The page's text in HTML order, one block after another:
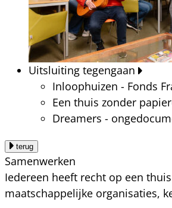
Uitsluiting tegengaan
Inloophuizen - Fonds
Een thuis zonder
Dreamers -
terug
Samenwerken
Iedereen heeft recht op een
maatschappelijke organisaties,